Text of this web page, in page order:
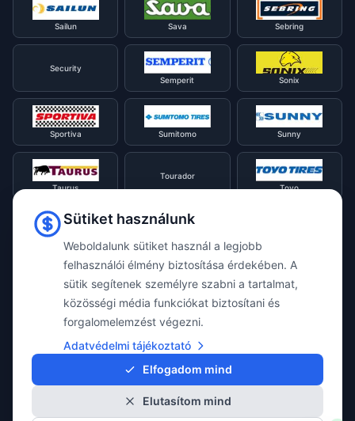
Sailun Sava Sebring
Security
Semperit
Sonix
Sportiva Sumitomo Sunny
Taurus
Tourador
Toyo
Tracmax
Triangle
Viking Voyager
Vredestein
Sütiket használunk
Weboldalunk sütiket használ a legjobb
felhasználói élmény biztosítása érdekében. A
sütik segítenek személyre szabni a tartalmat,
közösségi média funkciókat biztosítani és
forgalomelemzést végezni.
Adatvédelmi tájékoztató
Elfogadom mind
Elutasítom mind